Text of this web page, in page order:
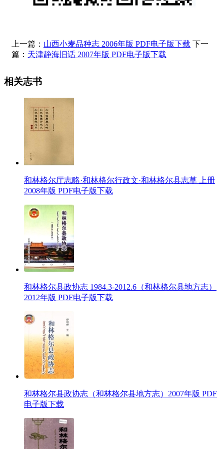
上一篇： 山西小麦品种志 2006年版 PDF电子版下载 下一
篇： 天津静海旧话 2007年版 PDF电子版下载
相关志书
和林格尔厅志略·和林格尔行政文·和林格尔县志草 上册
2008年版 PDF电子版下载
和林格尔县政协志 1984.3-2012.6（和林格尔县地方志）
2012年版 PDF电子版下载
和林格尔县政协志（和林格尔县地方志）2007年版 PDF
电子版下载